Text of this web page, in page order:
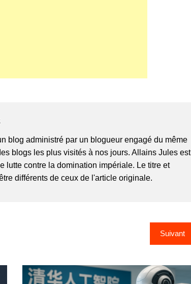
blog administré par un blogueur engagé du même
blogs les plus visités à nos jours. Allains Jules est
lutte contre la domination impériale. Le titre et
différents de ceux de l'article originale.
Suivant